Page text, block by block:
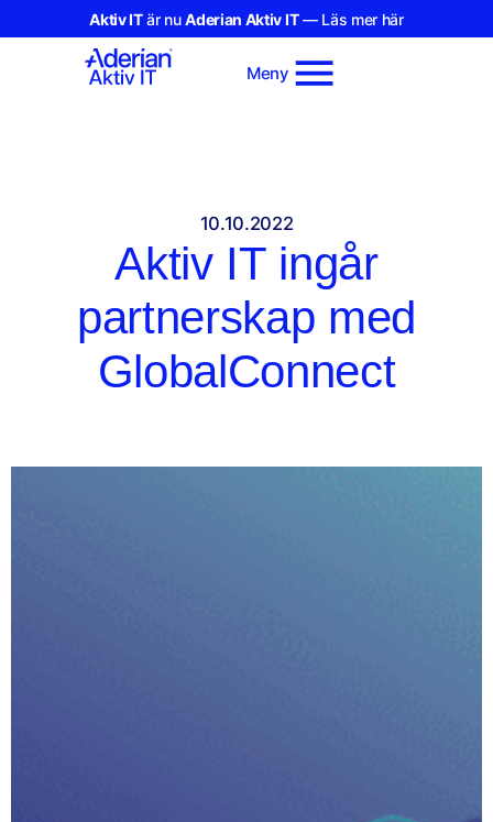
Aktiv ITär nuAderian Aktiv IT— Läs mer här
Meny
10.10.2022
Aktiv IT ingår
partnerskap med
GlobalConnect